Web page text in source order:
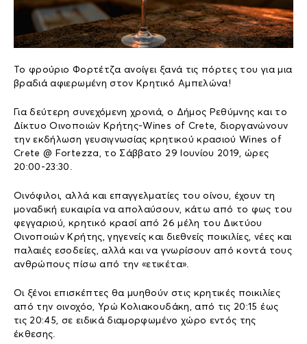
Το φρούριο Φορτέτζα ανοίγει ξανά τις πόρτες του για μια
βραδιά αφιερωμένη στον Κρητικό Αμπελώνα!
Για δεύτερη συνεχόμενη χρονιά, ο Δήμος Ρεθύμνης και το
Δίκτυο Οινοποιών Κρήτης-Wines of Crete, διοργανώνουν
την εκδήλωση γευσιγνωσίας κρητικού κρασιού Wines of
Crete @ Fortezza, το Σάββατο 29 Ιουνίου 2019, ώρες
20:00-23:30.
Οινόφιλοι, αλλά και επαγγελματίες του οίνου, έχουν τη
μοναδική ευκαιρία να απολαύσουν, κάτω από το φως του
φεγγαριού, κρητικό κρασί από 26 μέλη του Δικτύου
Οινοποιών Κρήτης, γηγενείς και διεθνείς ποικιλίες, νέες και
παλαιές εσοδείες, αλλά και να γνωρίσουν από κοντά τους
ανθρώπους πίσω από την «ετικέτα».
Οι ξένοι επισκέπτες θα μυηθούν στις κρητικές ποικιλίες
από την οινοχόο, Υρώ Κολιακουδάκη, από τις 20:15 έως
τις 20:45, σε ειδικά διαμορφωμένο χώρο εντός της
έκθεσης.